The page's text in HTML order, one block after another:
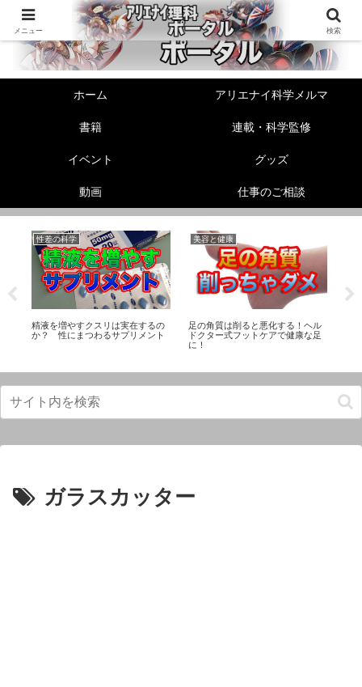
ホーム アリエナイ科学メルマ
書籍 連載・科学監修
イベント グッズ
動画 仕事のご相談
性差の科学
精液を増やすクスリは実在するの
か？ 性にまつわるサプリメント
美容と健康
足の角質は削ると悪化する！ヘル
ドクター式フットケアで健康な足
に！
ガラスカッター
メニュー 検索